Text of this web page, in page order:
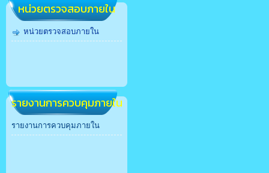
หน่วยตรวจสอบภายใน
หน่วยตรวจสอบภายใน
รายงานการควบคุมภายใน
รายงานการควบคุมภายใน